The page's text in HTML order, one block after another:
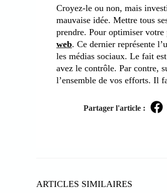
Croyez-le ou non, mais
mauvaise idée. Mettre tous
prendre. Pour optimiser votre
web. Ce dernier représente
les médias sociaux. Le fait
avez le contrôle. Par contre,
l’ensemble de vos efforts. Il
Partager l'article :
ARTICLES SIMILAIRES